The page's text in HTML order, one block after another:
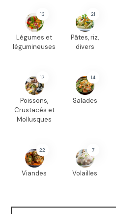
13
Légumes et
légumineuses
21
Pâtes, riz,
divers
17
Poissons,
Crustacés et
Mollusques
14
Salades
22
Viandes
7
Volailles